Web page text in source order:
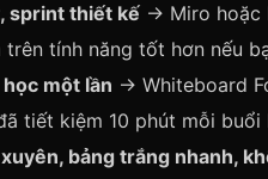
sprint thiết kế → Miro hoặc
tính năng tốt hơn nếu
một lần → Whiteboard
tiết kiệm 10 phút mỗi buổi
bảng trắng nhanh,